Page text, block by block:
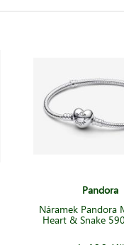
Pandora
Náramek Pandora
Heart & Snake